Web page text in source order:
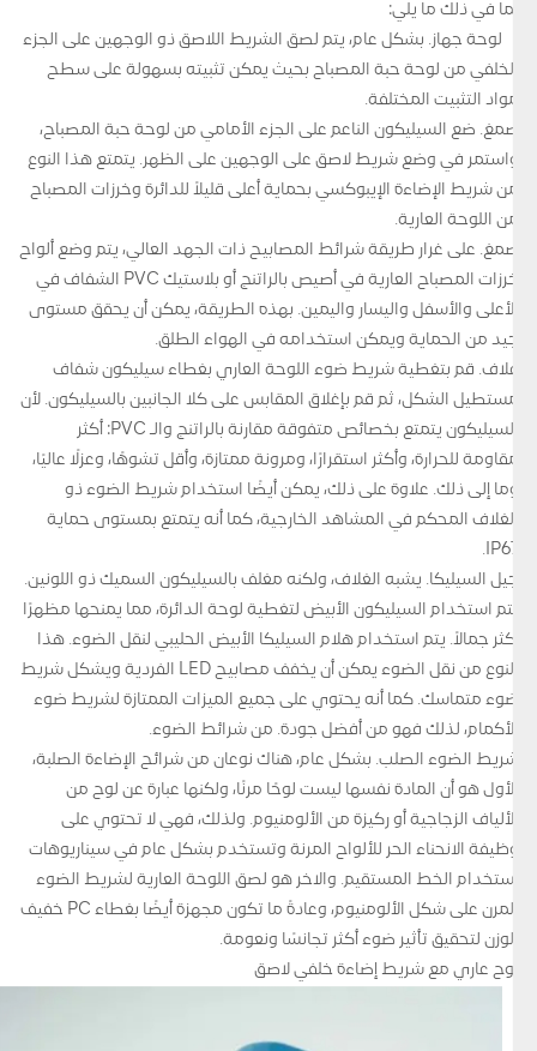
بما في ذلك ما يلي:
لوحة جهاز. بشكل عام، يتم لصق الشريط اللاصق ذو الوجهين على الجزء
الخلفي من لوحة حبة المصباح بحيث يمكن تثبيته بسهولة على سطح
مواد التثبيت المختلفة.
صمغ. ضع السيليكون الناعم على الجزء الأمامي من لوحة حبة المصباح،
واستمر في وضع شريط لاصق على الوجهين على الظهر. يتمتع هذا النوع
من شريط الإضاءة الإيبوكسي بحماية أعلى قليلاً للدائرة وخرزات المصباح
من اللوحة العارية.
صمغ. على غرار طريقة شرائط المصابيح ذات الجهد العالي، يتم وضع ألواح
خرزات المصباح العارية في أصيص بالراتنج أو بلاستيك PVC الشفاف في
الأعلى والأسفل واليسار واليمين. بهذه الطريقة، يمكن أن يحقق مستوى
جيد من الحماية ويمكن استخدامه في الهواء الطلق.
غلاف. قم بتغطية شريط ضوء اللوحة العاري بغطاء سيليكون شفاف
مستطيل الشكل، ثم قم بإغلاق المقابس على كلا الجانبين بالسيليكون. لأن
السيليكون يتمتع بخصائص متفوقة مقارنة بالراتنج والـ PVC: أكثر
مقاومة للحرارة، وأكثر استقرارًا، ومرونة ممتازة، وأقل تشوهًا، وعزلًا عاليًا،
وما إلى ذلك. علاوة على ذلك، يمكن أيضًا استخدام شريط الضوء ذو
الغلاف المحكم في المشاهد الخارجية، كما أنه يتمتع بمستوى حماية
IP67.
جيل السيليكا. يشبه الغلاف، ولكنه مغلف بالسيليكون السميك ذو اللونين.
يتم استخدام السيليكون الأبيض لتغطية لوحة الدائرة، مما يمنحها مظهرًا
أكثر جمالاً. يتم استخدام هلام السيليكا الأبيض الحليبي لنقل الضوء. هذا
النوع من نقل الضوء يمكن أن يخفف مصابيح LED الفردية ويشكل شريط
ضوء متماسك. كما أنه يحتوي على جميع الميزات الممتازة لشريط ضوء
الأكمام، لذلك فهو من أفضل جودة. من شرائط الضوء.
شريط الضوء الصلب. بشكل عام، هناك نوعان من شرائح الإضاءة الصلبة،
الأول هو أن المادة نفسها ليست لوحًا مرنًا، ولكنها عبارة عن لوح من
الألياف الزجاجية أو ركيزة من الألومنيوم. ولذلك، فهي لا تحتوي على
وظيفة الانحناء الحر للألواح المرنة وتستخدم بشكل عام في سيناريوهات
استخدام الخط المستقيم. والآخر هو لصق اللوحة العارية لشريط الضوء
المرن على شكل الألومنيوم، وعادةً ما تكون مجهزة أيضًا بغطاء PC خفيف
الوزن لتحقيق تأثير ضوء أكثر تجانسًا ونعومة.
لوح عاري مع شريط إضاءة خلفي لاصق